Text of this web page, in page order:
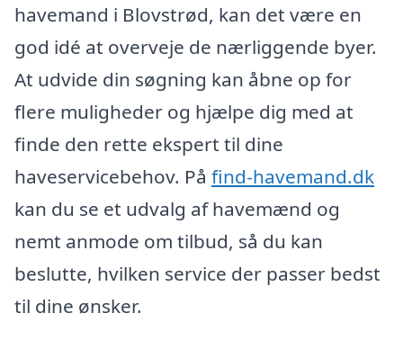
havemand i Blovstrød, kan det være en
god idé at overveje de nærliggende byer.
At udvide din søgning kan åbne op for
flere muligheder og hjælpe dig med at
finde den rette ekspert til dine
haveservicebehov. På find-havemand.dk
kan du se et udvalg af havemænd og
nemt anmode om tilbud, så du kan
beslutte, hvilken service der passer bedst
til dine ønsker.